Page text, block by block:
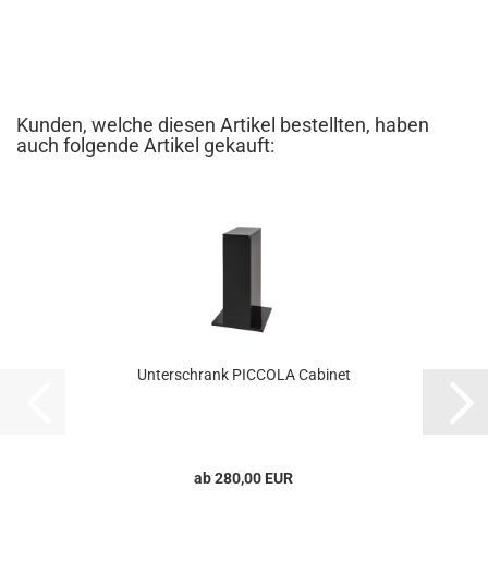
Kunden, welche diesen Artikel bestellten, haben
auch folgende Artikel gekauft:
Unterschrank PICCOLA Cabinet
ab 280,00 EUR